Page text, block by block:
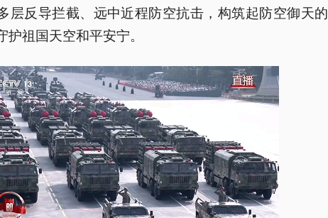
层反导拦截、远中近程防空抗击，构筑起防空御天的
护祖国天空和平安宁。